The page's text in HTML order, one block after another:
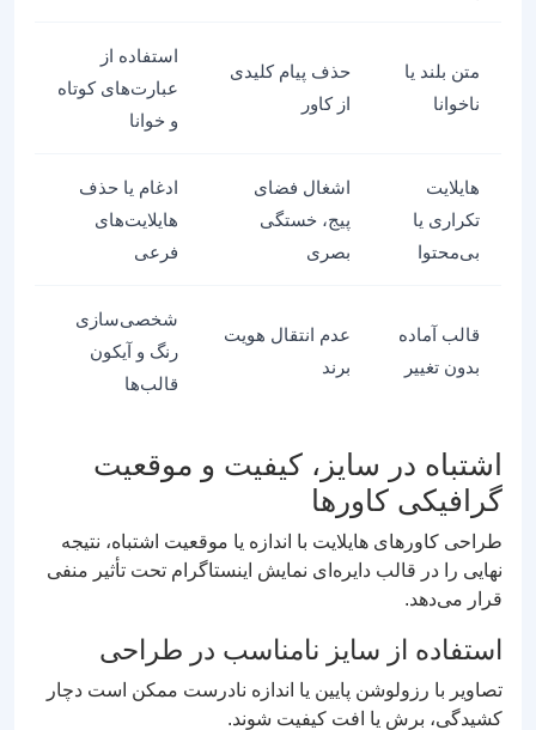
متن بلند یا
ناخوانا
حذف پیام کلیدی
از کاور
استفاده از
عبارت‌های کوتاه
و خوانا
هایلایت
تکراری یا
بی‌محتوا
اشغال فضای
پیج، خستگی
بصری
ادغام یا حذف
هایلایت‌های
فرعی
قالب آماده
بدون تغییر
عدم انتقال هویت
برند
شخصی‌سازی
رنگ و آیکون
قالب‌ها
اشتباه در سایز، کیفیت و موقعیت
گرافیکی کاورها
طراحی کاورهای هایلایت با اندازه یا موقعیت اشتباه، نتیجه
نهایی را در قالب دایره‌ای نمایش اینستاگرام تحت تأثیر منفی
قرار می‌دهد.
استفاده از سایز نامناسب در طراحی
تصاویر با رزولوشن پایین یا اندازه نادرست ممکن است دچار
کشیدگی، برش یا افت کیفیت شوند.